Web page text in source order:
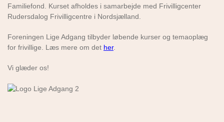
Familiefond. Kurset afholdes i samarbejde med Frivilligcenter
Rudersdalog Frivilligcentre i Nordsjælland.
Foreningen Lige Adgang tilbyder løbende kurser og temaoplæg
for frivillige. Læs mere om det her.
Vi glæder os!